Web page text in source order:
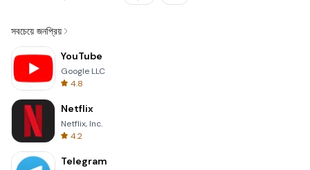
সবচেয়ে জনপ্রিয়
YouTube
Google LLC
4.8
Netflix
Netflix, Inc.
4.2
Telegram